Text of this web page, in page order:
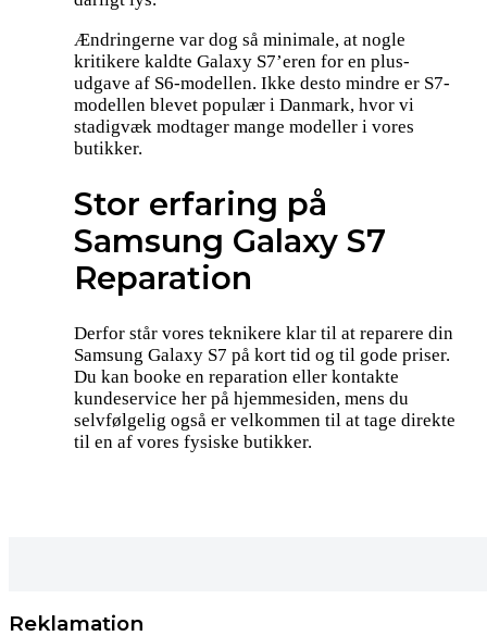
Ændringerne var dog så minimale, at nogle
kritikere kaldte Galaxy S7’eren for en plus-
udgave af S6-modellen. Ikke desto mindre er S7-
modellen blevet populær i Danmark, hvor vi
stadigvæk modtager mange modeller i vores
butikker.
Stor erfaring på
Samsung Galaxy S7
Reparation
Derfor står vores teknikere klar til at reparere din
Samsung Galaxy S7 på kort tid og til gode priser.
Du kan booke en reparation eller kontakte
kundeservice her på hjemmesiden, mens du
selvfølgelig også er velkommen til at tage direkte
til en af vores fysiske butikker.
Reklamation